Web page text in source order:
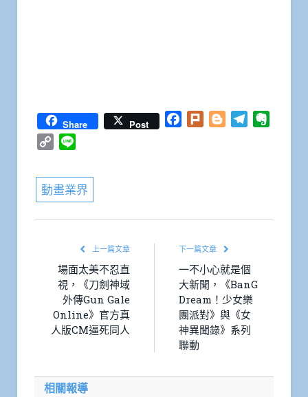
Share Post Facebook
Plurk BloggerTelegram
Copy
動畫業界
上一篇文章
場面太美不忍直
視，《刀劍神域
外傳Gun Gale
Online》官方真
人版CM逼死同人
下一篇文章
一不小心就是個
大新聞，《BanG
Dream！少女樂
團派對》與《女
神異聞錄》系列
聯動
相關報導